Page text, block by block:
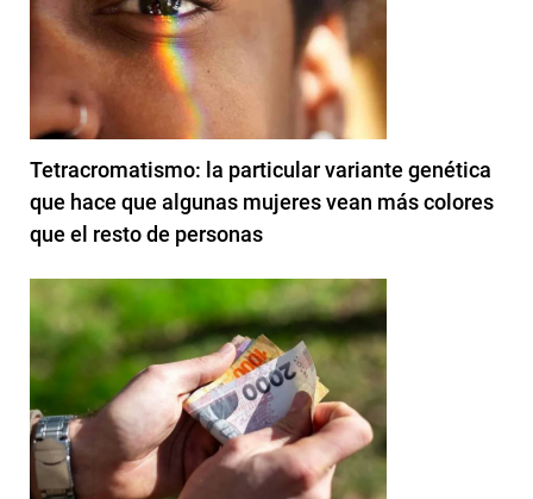
Tetracromatismo: la particular variante genética
que hace que algunas mujeres vean más colores
que el resto de personas